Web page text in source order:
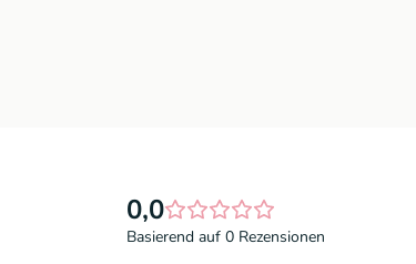
0,0
Basierend auf 0 Rezensionen